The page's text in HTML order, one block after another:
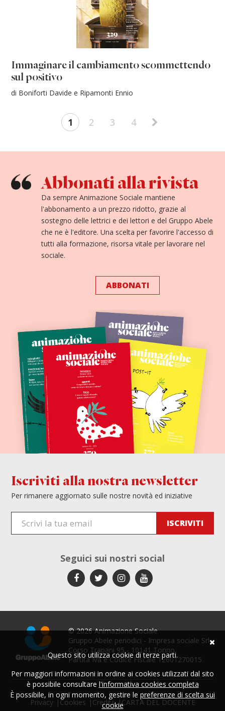
Immaginare il cambiamento scommettendo
sul positivo
di Boniforti Davide e Ripamonti Ennio
1 2 3 4
Abbonati alla rivista
Da sempre Animazione Sociale mantiene
l'abbonamento a un prezzo ridotto, grazie al
sostegno delle lettrici e dei lettori e del Gruppo Abele
che ne è l'editore. Una scelta per favorire l'accesso di
tutti alla formazione, risorsa vitale per lavorare nel
sociale.
ABBONATI
Iscriviti alla nostra newsletter
Per rimanere aggiornato sulle nostre novità ed iniziative
Seguici sui nostri social
© 2026 Animazione Sociale
Gruppo Abele periodici - Impresa sociale Srl
Corso Trapani 95 - 10141 Torino
Partita Iva e Codice Fiscale 12601270015
Privacy Cookies Credits CARTA DEL DOCENTE
Questo sito utilizza cookie di terze parti.
Per maggiori informazioni in ordine ai cookies utilizzati dal sito
è possibile consultare l'informativa cookies completa
È possibile, in ogni momento, gestire le preferenze di scelta sui
cookie